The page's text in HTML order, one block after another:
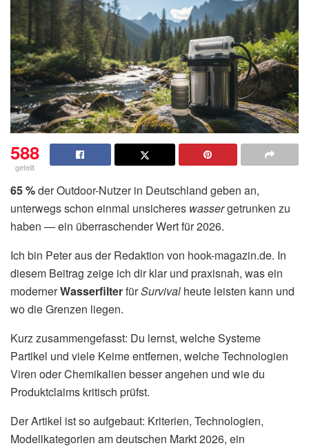
588
geteilt
65 %der Outdoor-Nutzer in Deutschland geben an,
unterwegs schon einmal unsicheres wassergetrunken zu
haben — ein überraschender Wert für 2026.
Ich bin Peter aus der Redaktion von hook-magazin.de. In
diesem Beitrag zeige ich dir klar und praxisnah, was ein
modernerWasserfilterfürSurvival heute leisten kann und
wo die Grenzen liegen.
Kurz zusammengefasst: Du lernst, welche Systeme
Partikel und viele Keime entfernen, welche Technologien
Viren oder Chemikalien besser angehen und wie du
Produktclaims kritisch prüfst.
Der Artikel ist so aufgebaut: Kriterien, Technologien,
Modellkategorien am deutschen Markt 2026, ein